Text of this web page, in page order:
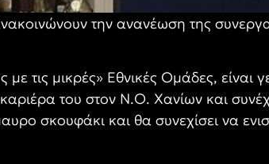
την ανανέωση της
τις μικρές» Εθνικές Ομάδες, είναι
του στον Ν.Ο. Χανίων και
σκουφάκι και θα συνεχίσει να